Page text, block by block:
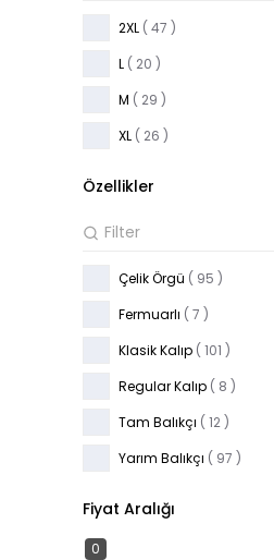
2XL ( 47 )
L ( 20 )
M ( 29 )
XL ( 26 )
Özellikler
Çelik Örgü ( 95 )
Fermuarlı ( 7 )
Klasik Kalıp ( 101 )
Regular Kalıp ( 8 )
Tam Balıkçı ( 12 )
Yarım Balıkçı ( 97 )
Fiyat Aralığı
0